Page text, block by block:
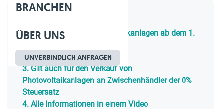
BRANCHEN
ÜBER UNS
UNVERBINDLICH ANFRAGEN
1. Änderungen für Photovoltaikanlagen ab dem 1.
2. Offene Fragen
3. Gilt auch für den Verkauf von
Photovoltaikanlagen an Zwischenhändler der 0%
Steuersatz
4. Alle Informationen in einem Video